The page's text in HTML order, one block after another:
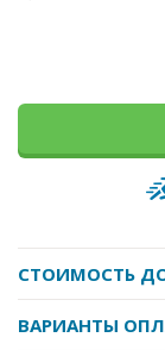
СТОИМОСТЬ
ВАРИАНТЫ